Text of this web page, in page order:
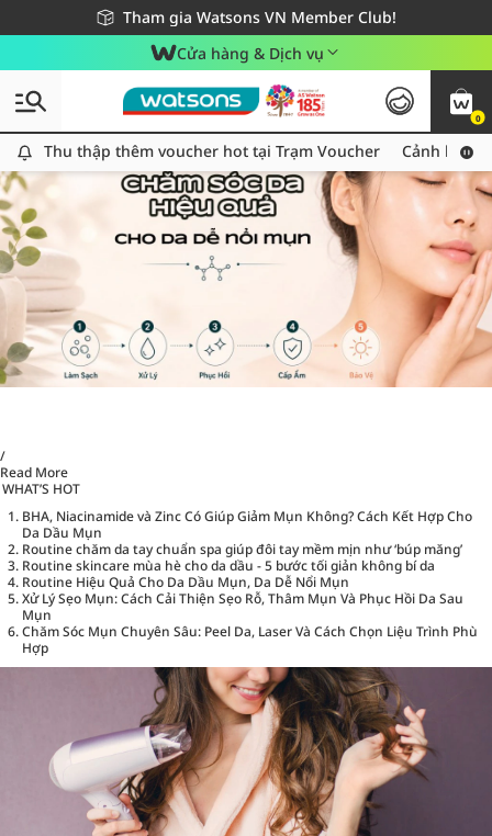
Tham gia Watsons VN Member Club!
Miễn phí giao hàng cho đơn hàng từ 249,000Đ
Giao hàng nhanh 24h - Áp dụng khu vực TP. Hồ Chí Minh
Cửa hàng & Dịch vụ
0
Thu thập thêm voucher hot tại Trạm Voucher
Thu thập thêm voucher hot tại Trạm Voucher Cảnh báo
/
Read More
WHAT’S HOT
BHA, Niacinamide và Zinc Có Giúp Giảm Mụn Không? Cách Kết Hợp Cho
Da Dầu Mụn
Routine chăm da tay chuẩn spa giúp đôi tay mềm mịn như ‘búp măng’
Routine skincare mùa hè cho da dầu - 5 bước tối giản không bí da
Routine Hiệu Quả Cho Da Dầu Mụn, Da Dễ Nổi Mụn
Xử Lý Sẹo Mụn: Cách Cải Thiện Sẹo Rỗ, Thâm Mụn Và Phục Hồi Da Sau
Mụn
Chăm Sóc Mụn Chuyên Sâu: Peel Da, Laser Và Cách Chọn Liệu Trình Phù
Hợp